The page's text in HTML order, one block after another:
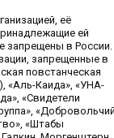
её
ей
запрещены в России.
запрещенные в
повстанческая
«Аль-Каида», «УНА-
«Свидетели
«Штабы